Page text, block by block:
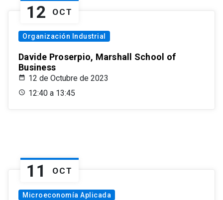
12 OCT
Organización Industrial
Davide Proserpio, Marshall School of
Business
12 de Octubre de 2023
12:40 a 13:45
11 OCT
Microeconomía Aplicada